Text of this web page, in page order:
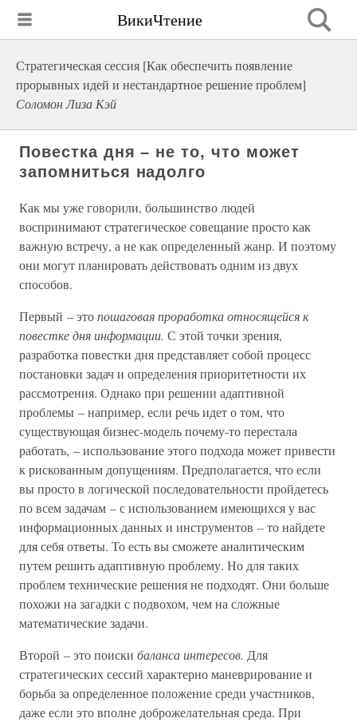
ВикиЧтение
Стратегическая сессия [Как обеспечить появление
прорывных идей и нестандартное решение проблем]
Соломон Лиза Кэй
Повестка дня – не то, что может
запомниться надолго
Как мы уже говорили, большинство людей
воспринимают стратегическое совещание просто как
важную встречу, а не как определенный жанр. И поэтому
они могут планировать действовать одним из двух
способов.
Первый – этопошаговая проработка относящейся к
повестке дня информации. С этой точки зрения,
разработка повестки дня представляет собой процесс
постановки задач и определения приоритетности их
рассмотрения. Однако при решении адаптивной
проблемы – например, если речь идет о том, что
существующая бизнес-модель почему-то перестала
работать, – использование этого подхода может привести
к рискованным допущениям. Предполагается, что если
вы просто в логической последовательности пройдетесь
по всем задачам – с использованием имеющихся у вас
информационных данных и инструментов – то найдете
для себя ответы. То есть вы сможете аналитическим
путем решить адаптивную проблему. Но для таких
проблем технические решения не подходят. Они больше
похожи на загадки с подвохом, чем на сложные
математические задачи.
Второй – это поиски баланса интересов. Для
стратегических сессий характерно маневрирование и
борьба за определенное положение среди участников,
даже если это вполне доброжелательная среда. При